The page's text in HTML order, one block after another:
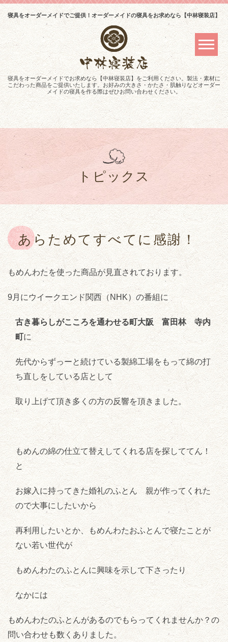
寝具をオーダーメイドでご提供！オーダーメイドの寝具をお求めなら【中林寝装店】
寝具をオーダーメイドでお求めなら【中林寝装店】をご利用ください。製法・素材に
こだわった商品をご提供いたします。お好みの大きさ・かたさ・肌触りなどオーダー
メイドの寝具を作る際はぜひお問い合わせください。
トピックス
あらためてすべてに感謝！
もめんわたを使った商品が見直されております。
9月にウイークエンド関西（NHK）の番組に
古き暮らしがこころを通わせる町大阪 富田林 寺内
町に
先代からずっーと続けている製綿工場をもって綿の打
ち直しをしている店として
取り上げて頂き多くの方の反響を頂きました。
もめんの綿の仕立て替えしてくれる店を探しててん！
と
お嫁入に持ってきた婚礼のふとん 親が作ってくれた
ので大事にしたいから
再利用したいとか、もめんわたおふとんで寝たことが
ない若い世代が
もめんわたのふとんに興味を示して下さったり
なかには
もめんわたのふとんがあるのでもらってくれませんか？の
問い合わせも数くありました。